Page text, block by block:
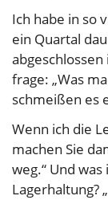
Ich habe in so
ein Quartal
frage: „Was
schmeißen es
Wenn ich die
machen Sie
weg.“ Und
Lagerhaltung?